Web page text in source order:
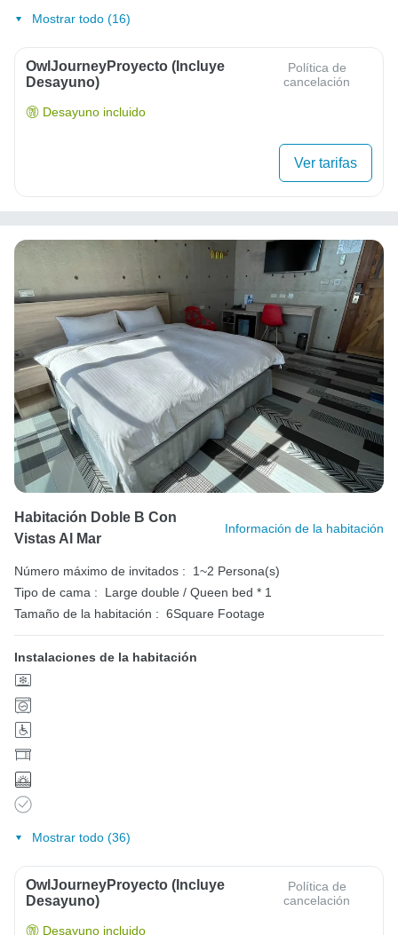
Mostrar todo (16)
OwlJourneyProyecto (Incluye
Desayuno)
Política de
cancelación
Desayuno incluido
Ver tarifas
Habitación Doble B Con
Vistas Al Mar
Información de la habitación
Número máximo de invitados :
1~2 Persona(s)
Tipo de cama :
Large double / Queen bed * 1
Tamaño de la habitación : 6Square Footage
Instalaciones de la habitación
Mostrar todo (36)
OwlJourneyProyecto (Incluye
Desayuno)
Política de
cancelación
Desayuno incluido